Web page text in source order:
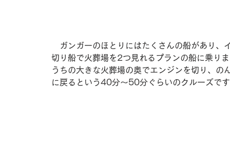
ガンガーのほとりにはたくさんの船があり、
切り船で火葬場を2つ見れるプランの船に乗り
うちの大きな火葬場の奥でエンジンを切り、
に戻るという40分～50分ぐらいのクルーズで